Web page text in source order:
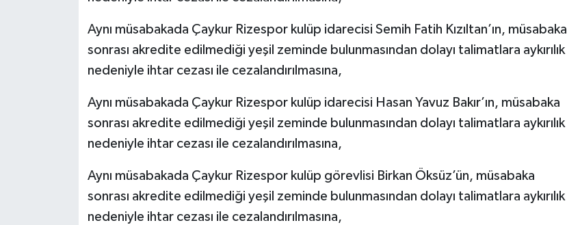
Aynı müsabakada Çaykur Rizespor kulüp idarecisi Semih Fatih Kızıltan’ın, müsabaka
sonrası akredite edilmediği yeşil zeminde bulunmasından dolayı talimatlara aykırılık
nedeniyle ihtar cezası ile cezalandırılmasına,
Aynı müsabakada Çaykur Rizespor kulüp idarecisi Hasan Yavuz Bakır’ın, müsabaka
sonrası akredite edilmediği yeşil zeminde bulunmasından dolayı talimatlara aykırılık
nedeniyle ihtar cezası ile cezalandırılmasına,
Aynı müsabakada Çaykur Rizespor kulüp görevlisi Birkan Öksüz’ün, müsabaka
sonrası akredite edilmediği yeşil zeminde bulunmasından dolayı talimatlara aykırılık
nedeniyle ihtar cezası ile cezalandırılmasına,